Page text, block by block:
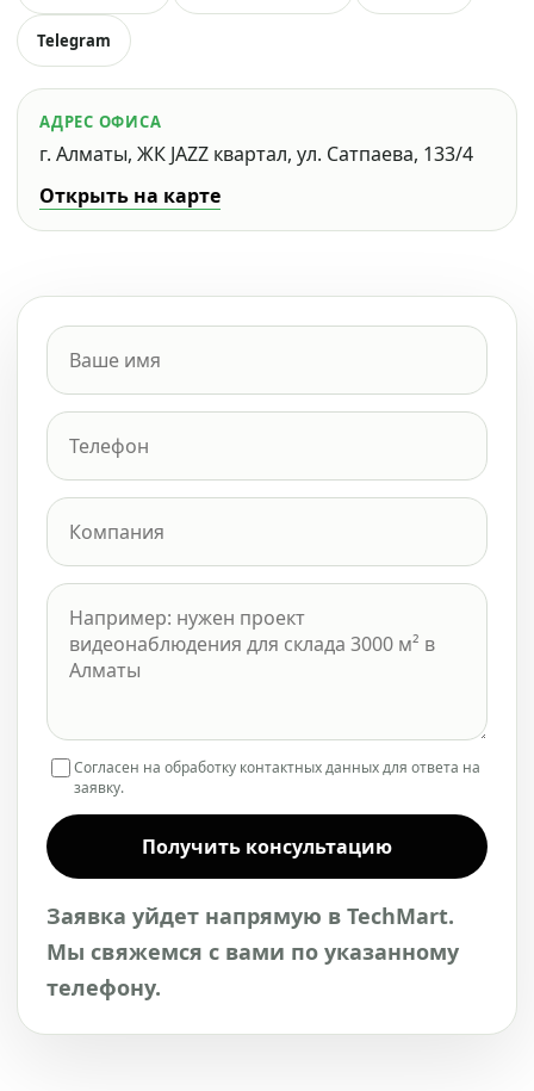
Telegram
АДРЕС ОФИСА
г. Алматы, ЖК JAZZ квартал, ул. Сатпаева, 133/4
Открыть на карте
Согласен на обработку контактных данных для ответа на
заявку.
Получить консультацию
Заявка уйдет напрямую в TechMart.
Мы свяжемся с вами по указанному
телефону.